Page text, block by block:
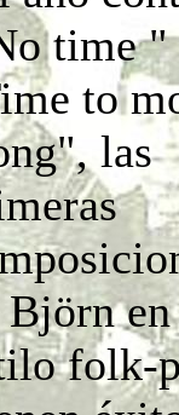
time "
to
las
Björn
folk-